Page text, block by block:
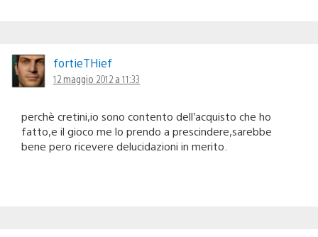
fortieTHief
12 maggio 2012 a 11:33
perchè cretini,io sono contento dell’acquisto che ho
fatto,e il gioco me lo prendo a prescindere,sarebbe
bene pero ricevere delucidazioni in merito.